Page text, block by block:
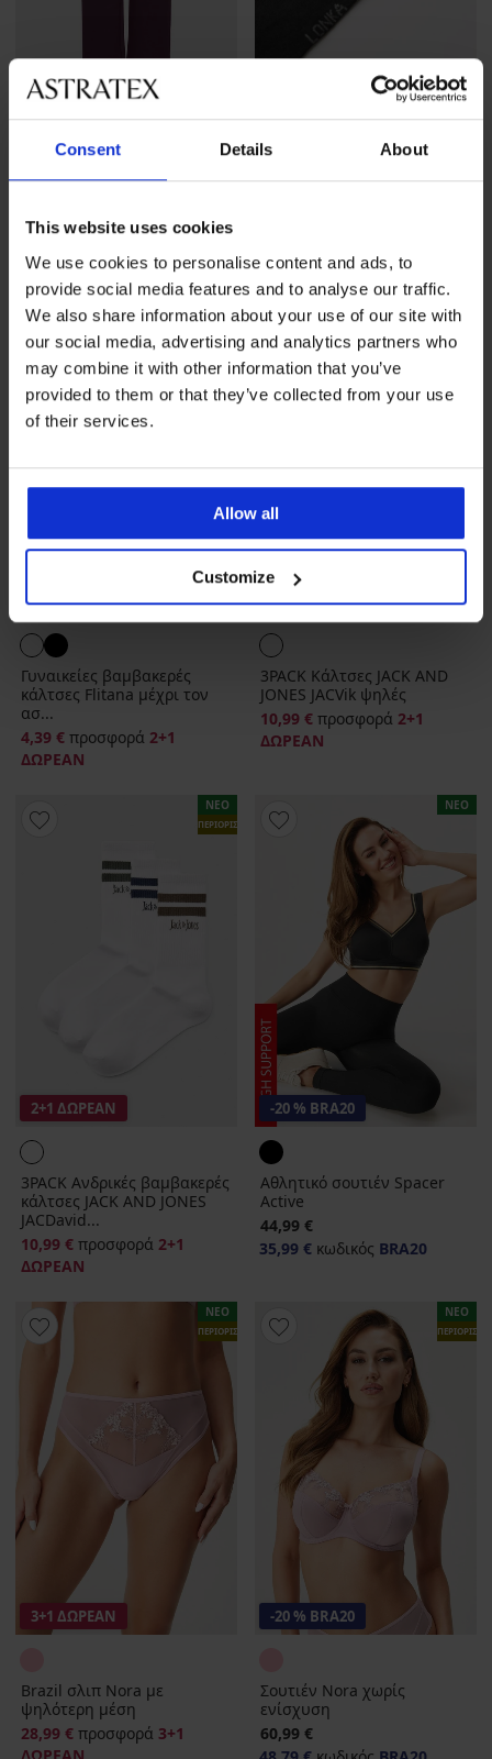
Consent Details About
This website uses cookies
We use cookies to personalise content and ads, to
provide social media features and to analyse our traffic.
We also share information about your use of our site with
our social media, advertising and analytics partners who
may combine it with other information that you’ve
provided to them or that they’ve collected from your use
of their services.
Allow all
Customize
Only Play ONPLounge MW
κάλτσες Flitana μέχρι τον
ΝΕΟ
2+1 ΔΩΡΕΑΝ
Γυναικείες βαμβακερές
κάλτσες Flitana μέχρι τον
ασ...
4,39 € προσφορά 2+1
ΔΩΡΕΑΝ
ΝΕΟ
2+1 ΔΩΡΕΑΝ
3PACK Κάλτσες JACK AND
JONES JACVik ψηλές
10,99 € προσφορά 2+1
ΔΩΡΕΑΝ
ΝΕΟ
ΠΕΡΙΟΡΙΣΜΕΝΑ
2+1 ΔΩΡΕΑΝ
3PACK Ανδρικές βαμβακερές
κάλτσες JACK AND JONES
JACDavid...
10,99 € προσφορά 2+1
ΔΩΡΕΑΝ
ΝΕΟ
-20 % BRA20
Αθλητικό σουτιέν Spacer
Active
44,99 €
35,99 € κωδικός BRA20
ΝΕΟ
ΠΕΡΙΟΡΙΣΜΕΝΑ
3+1 ΔΩΡΕΑΝ
Brazil σλιπ Nora με
ψηλότερη μέση
28,99 € προσφορά 3+1
ΝΕΟ
-20 % BRA20
Σουτιέν Nora χωρίς
ενίσχυση
60,99 €